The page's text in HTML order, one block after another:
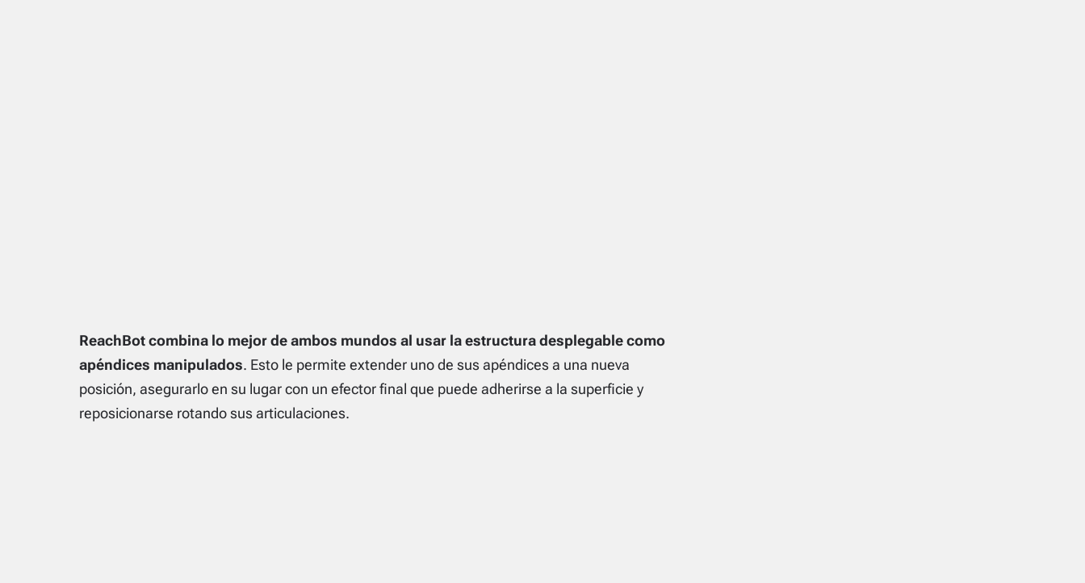
ReachBot combina lo mejor de ambos mundos al usar la estructura desplegable como
apéndices manipulados. Esto le permite extender uno de sus apéndices a una nueva
posición, asegurarlo en su lugar con un efector final que puede adherirse a la superficie y
reposicionarse rotando sus articulaciones.